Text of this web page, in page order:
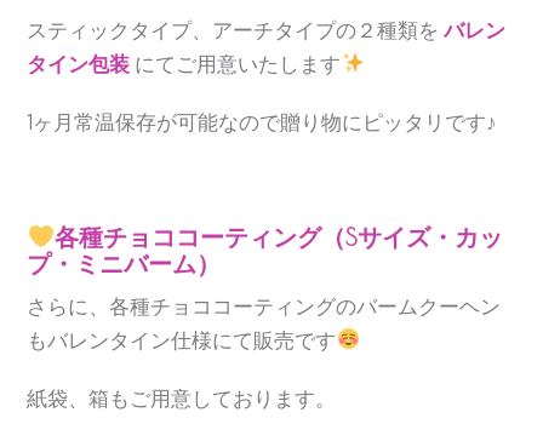
スティックタイプ、アーチタイプの２種類をバレン
タイン包装 にてご用意いたします
1ヶ月常温保存が可能なので贈り物にピッタリです♪
各種チョココーティング（Sサイズ・カッ
プ・ミニバーム）
さらに、各種チョココーティングのバームクーヘン
もバレンタイン仕様にて販売です
紙袋、箱もご用意しております。